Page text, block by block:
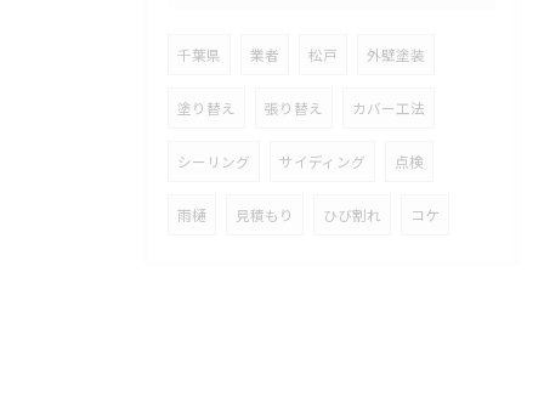
千葉県 業者 松戸 外壁塗装
塗り替え 張り替え カバー工法
シーリング サイディング 点検
雨樋 見積もり ひび割れ コケ